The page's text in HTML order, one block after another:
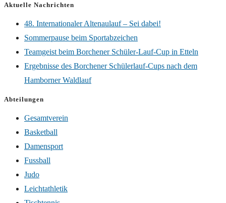
Aktuelle Nachrichten
48. Internationaler Altenaulauf – Sei dabei!
Sommerpause beim Sportabzeichen
Teamgeist beim Borchener Schüler-Lauf-Cup in Etteln
Ergebnisse des Borchener Schülerlauf-Cups nach dem
Hamborner Waldlauf
Abteilungen
Gesamtverein
Basketball
Damensport
Fussball
Judo
Leichtathletik